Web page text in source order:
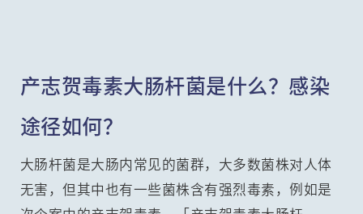
产志贺毒素大肠杆菌是什么？感染
途径如何？
大肠杆菌是大肠内常见的菌群，大多数菌株对人体
无害，但其中也有一些菌株含有强烈毒素，例如是